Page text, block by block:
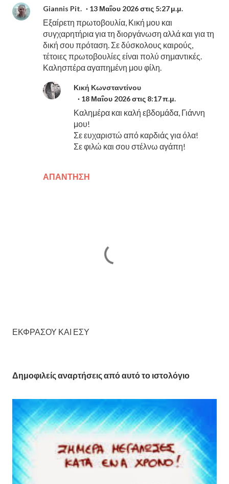
Giannis Pit. 13 Μαΐου 2026 στις 5:27 μ.μ.
Εξαίρετη πρωτοβουλία, Κική μου και
συγχαρητήρια για τη διοργάνωση αλλά και για τη
δική σου πρόταση. Σε δύσκολους καιρούς,
τέτοιες πρωτοβουλίες είναι πολύ σημαντικές.
Καλησπέρα αγαπημένη μου φίλη.
ΑΠΆΝΤΗΣΗ
Κική Κωνσταντίνου
18 Μαΐου 2026 στις 8:17 π.μ.
Καλημέρα και καλή εβδομάδα, Γιάννη
μου!
Σε ευχαριστώ από καρδιάς για όλα!
Σε φιλώ και σου στέλνω αγάπη!
Δ
σ
ε
σ
η
σ
ο
λ
ΕΚΦΡΑΣΟΥ ΚΑΙ ΕΣΥ
Δημοφιλείς αναρτήσεις από αυτό το ιστολόγιο